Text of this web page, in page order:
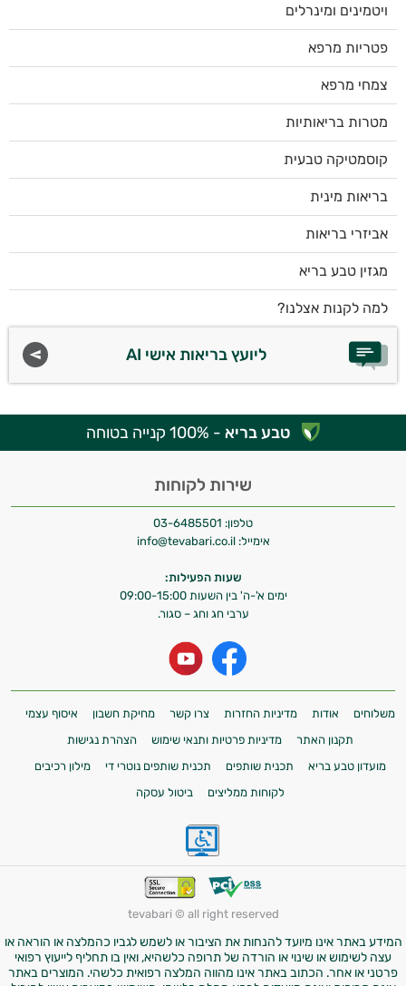
ויטמינים ומינרלים
פטריות מרפא
צמחי מרפא
מטרות בריאותיות
קוסמטיקה טבעית
בריאות מינית
אביזרי בריאות
מגזין טבע בריא
למה לקנות אצלנו?
ליועץ בריאות אישי AI
טבע בריא - 100% קנייה בטוחה
שירות לקוחות
טלפון: 03-6485501
אימייל: info@tevabari.co.il
שעות הפעילות:
ימים א'-ה' בין השעות 09:00-15:00
ערבי חג וחג – סגור.
משלוחים אודות מדיניות החזרות צרו קשר מחיקת חשבון
איסוף עצמי
תקנון האתר
מדיניות פרטיות ותנאי שימוש
הצהרת נגישות
מועדון טבע בריא
תכנית שותפים תכנית שותפים נוטרי די
מילון רכיבים
לקוחות ממליצים
ביטול עסקה
tevabari © all right reserved
המידע באתר אינו מיועד להנחות את הציבור או לשמש לגביו כהמלצה או הוראה או
עצה לשימוש או שינוי או הורדה של תרופה כלשהיא, ואין בו תחליף לייעוץ רפואי
פרטני או אחר. הכתוב באתר אינו מהווה המלצה רפואית כלשהי. המוצרים באתר